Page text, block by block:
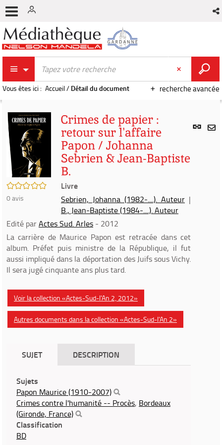
recherche avancée
Vous êtes ici : Accueil/ Détail du document
Lien
/5
0avis
Crimes de papier :
retour sur l'affaire
Papon / Johanna
Sebrien & Jean-Baptiste
B.
Livre
Sebrien, Johanna (1982-....). Auteur |
B., Jean-Baptiste (1984-....). Auteur
Edité parActes Sud. Arles - 2012
La carrière de Maurice Papon est retracée dans cet
album. Préfet puis ministre de la République, il fut
aussi impliqué dans la déportation des Juifs sous Vichy.
Il sera jugé cinquante ans plus tard.
Voir la collection «Actes-Sud-l'An 2, 2012»
Autres documents dans la collection «Actes-Sud-l'An 2»
SUJET DESCRIPTION
Sujets
Papon Maurice (1910-2007)
Crimes contre l'humanité -- Procès, Bordeaux
(Gironde, France)
Classification
BD